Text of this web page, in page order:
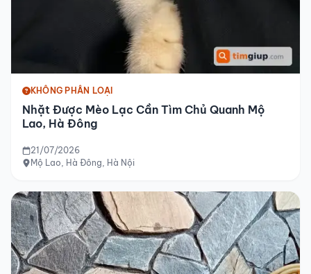
KHÔNG PHÂN LOẠI
Nhặt Được Mèo Lạc Cần Tìm Chủ Quanh Mộ
Lao, Hà Đông
21/07/2026
Mộ Lao, Hà Đông, Hà Nội